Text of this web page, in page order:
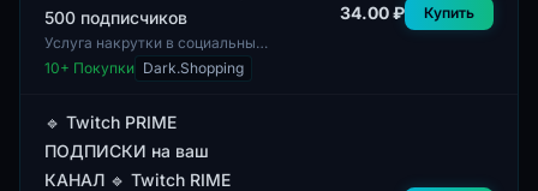
500 подписчиков
Услуга накрутки в социальных
сетях на платформе Twitch
предоставляет возможность
Данная услуг...
10+ Покупки Dark.Shopping
34.00 ₽ Купить
🔹 Twitch PRIME
ПОДПИСКИ на ваш
КАНАЛ 🔹 Twitch RIME